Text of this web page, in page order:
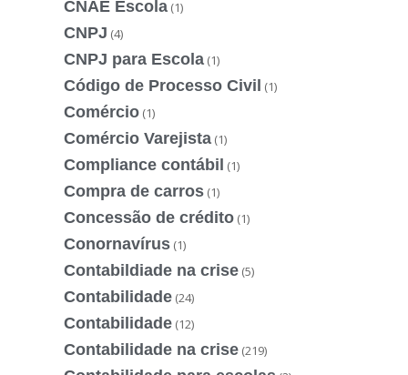
CNAE Escola (1)
CNPJ (4)
CNPJ para Escola (1)
Código de Processo Civil (1)
Comércio (1)
Comércio Varejista (1)
Compliance contábil (1)
Compra de carros (1)
Concessão de crédito (1)
Conornavírus (1)
Contabildiade na crise (5)
Contabilidade (24)
Contabilidade (12)
Contabilidade na crise (219)